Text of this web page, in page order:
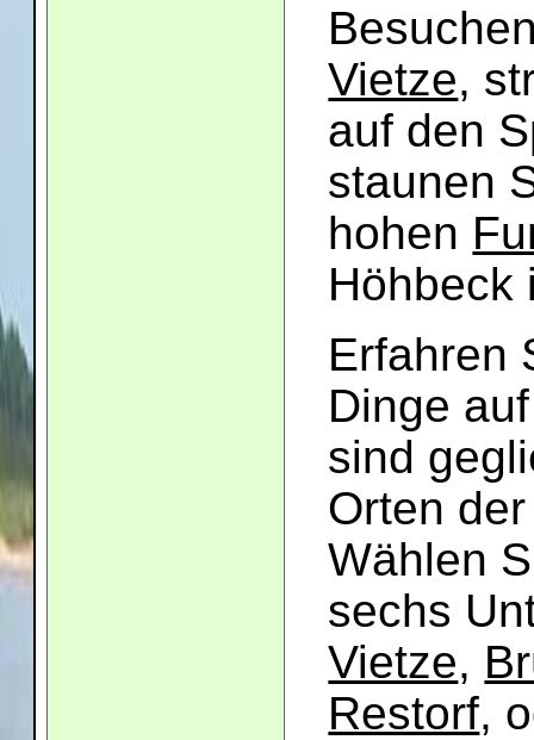
Vietze,
auf den
staunen
hohen
Höhbeck
Erfahren
Dinge
sind
Orten
Wählen
sechs
Vietze,
Restorf,